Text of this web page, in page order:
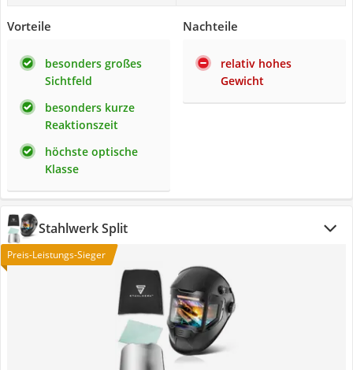
Vorteile
besonders großes
Sichtfeld
besonders kurze
Reaktionszeit
höchste optische
Klasse
Nachteile
relativ hohes
Gewicht
Stahlwerk Split
Preis-Leistungs-Sieger